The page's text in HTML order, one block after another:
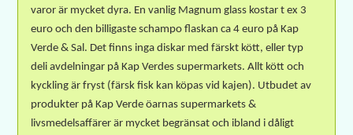
varor är mycket dyra. En vanlig Magnum glass kostar t ex 3
euro och den billigaste schampo flaskan ca 4 euro på Kap
Verde & Sal. Det finns inga diskar med färskt kött, eller typ
deli avdelningar på Kap Verdes supermarkets.Allt kött och
kyckling är fryst (färsk fisk kan köpas vid kajen). Utbudet av
produkter på Kap Verde öarnas supermarkets &
livsmedelsaffärer är mycket begränsat och ibland i dåligt